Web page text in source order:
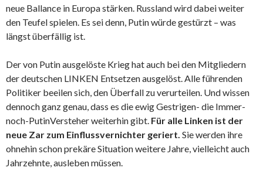
neue Ballance in Europa stärken. Russland wird dabei weiter
den Teufel spielen. Es sei denn, Putin würde gestürzt – was
längst überfällig ist.
Der von Putin ausgelöste Krieg hat auch bei den Mitgliedern
der deutschen LINKEN Entsetzen ausgelöst. Alle führenden
Politiker beeilen sich, den Überfall zu verurteilen. Und wissen
dennoch ganz genau, dass es die ewig Gestrigen- die Immer-
noch-PutinVersteher weiterhin gibt. Für alle Linken ist der
neue Zar zum Einflussvernichter geriert. Sie werden ihre
ohnehin schon prekäre Situation weitere Jahre, vielleicht auch
Jahrzehnte, ausleben müssen.